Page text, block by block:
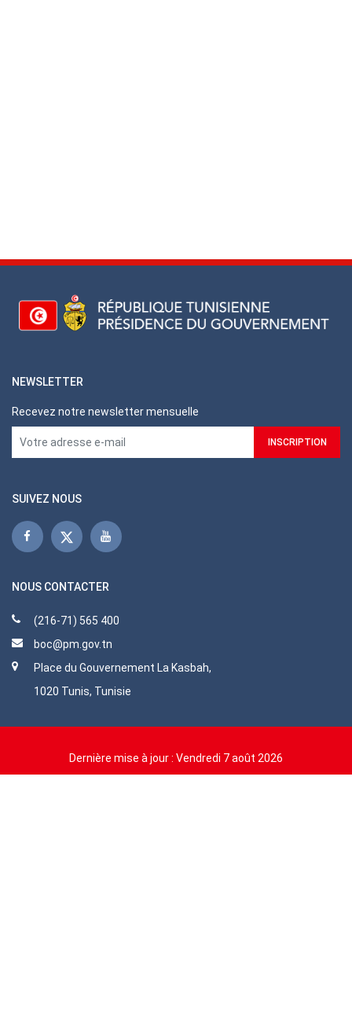
NEWSLETTER
Recevez notre newsletter mensuelle
SUIVEZ NOUS
NOUS CONTACTER
(216-71) 565 400
boc@pm.gov.tn
Place du Gouvernement La Kasbah,
1020 Tunis, Tunisie
Dernière mise à jour : Vendredi 7 août 2026